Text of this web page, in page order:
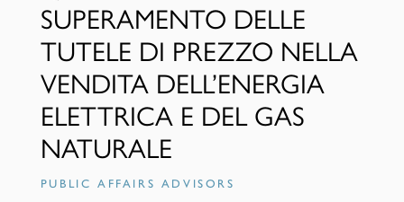
SUPERAMENTO DELLE
TUTELE DI PREZZO NELLA
VENDITA DELL’ENERGIA
ELETTRICA E DEL GAS
NATURALE
PUBLIC AFFAIRS ADVISORS